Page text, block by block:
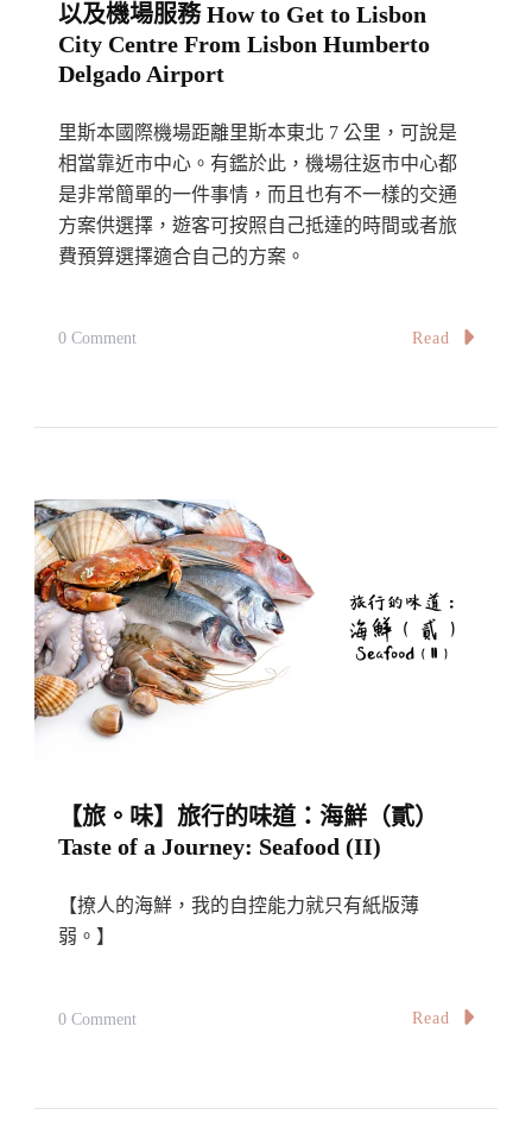
｜
一
遊
行
程
推
薦
Towns
Good
Day
Trips
以及機場服務 How to Get to Lisbon
City Centre From Lisbon Humberto
Delgado Airport
里斯本國際機場距離里斯本東北 7 公里，可說是
相當靠近市中心。有鑑於此，機場往返市中心都
是非常簡單的一件事情，而且也有不一樣的交通
方案供選擇，遊客可按照自己抵達的時間或者旅
費預算選擇適合自己的方案。
0 CommentOn
場
交
通
·
地
鐵、
巴
程
車
服
Read
【旅。味】旅行的味道：海鮮（貳）
Taste of a Journey: Seafood (II)
【撩人的海鮮，我的自控能力就只有紙版薄
弱。】
0 CommentOn
Read